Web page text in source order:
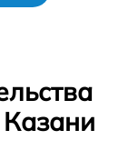
Казани